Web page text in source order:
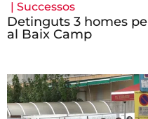
| Successos
Detinguts 3 homes
al Baix Camp